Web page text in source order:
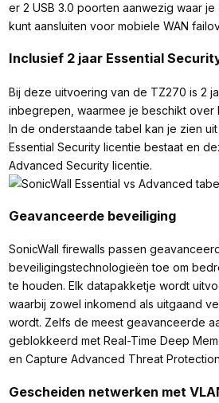
er 2 USB 3.0 poorten aanwezig waar
kunt aansluiten voor mobiele WAN
Inclusief 2 jaar Essential
Bij deze uitvoering van de TZ270 is 2
inbegrepen, waarmee je beschikt over
In de onderstaande tabel kan je zien
Essential Security licentie bestaat en
Advanced Security licentie.
Geavanceerde beveiliging
SonicWall firewalls passen
beveiligingstechnologieën toe om
te houden. Elk datapakketje wordt
waarbij zowel inkomend als uitgaand
wordt. Zelfs de meest geavanceerde
geblokkeerd met Real-Time Deep
en Capture Advanced Threat
Gescheiden netwerken met